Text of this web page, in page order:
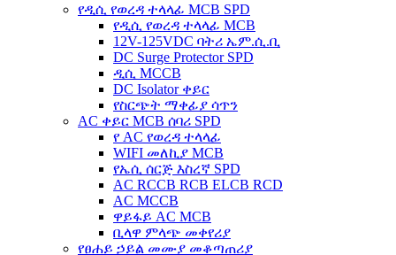
የዲሲ የወረዳ ተላላፊ MCB SPD
የዲሲ የወረዳ ተላላፊ MCB
12V-125VDC ባትሪ ኤም.ሲ.ቢ
DC Surge Protector SPD
ዲሲ MCCB
DC Isolator ቀይር
የስርጭት ማቀፊያ ሳጥን
AC ቀይር MCB ሰባሪ SPD
የ AC የወረዳ ተላላፊ
WIFI መለኪያ MCB
የኤሲ ሰርጅ እስረኛ SPD
AC RCCB RCB ELCB RCD
AC MCCB
ዋይፋይ AC MCB
ቢላዋ ምላጭ መቀየሪያ
የፀሐይ ኃይል መሙያ መቆጣጠሪያ